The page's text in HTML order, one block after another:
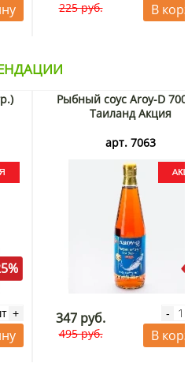
225 руб. В
+
Рыбный соус Aroy-D
Таиланд Акция
арт. 7063
347 руб.
495 руб.
-
В